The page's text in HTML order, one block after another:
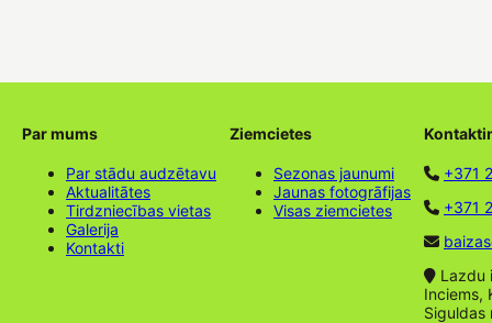
Par mums
Par stādu audzētavu
Aktualitātes
Tirdzniecības vietas
Galerija
Kontakti
Ziemcietes
Sezonas jaunumi
Jaunas fotogrāfijas
Visas ziemcietes
+371
+371
Lazdu
Inciems,
Siguldas